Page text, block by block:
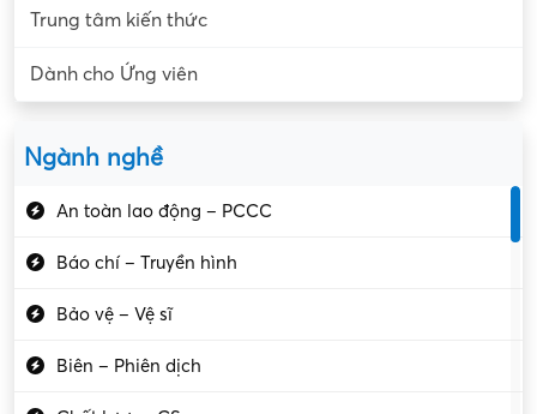
Trung tâm kiến thức
Dành cho Ứng viên
Ngành nghề
An toàn lao động – PCCC
Báo chí – Truyền hình
Bảo vệ – Vệ sĩ
Biên – Phiên dịch